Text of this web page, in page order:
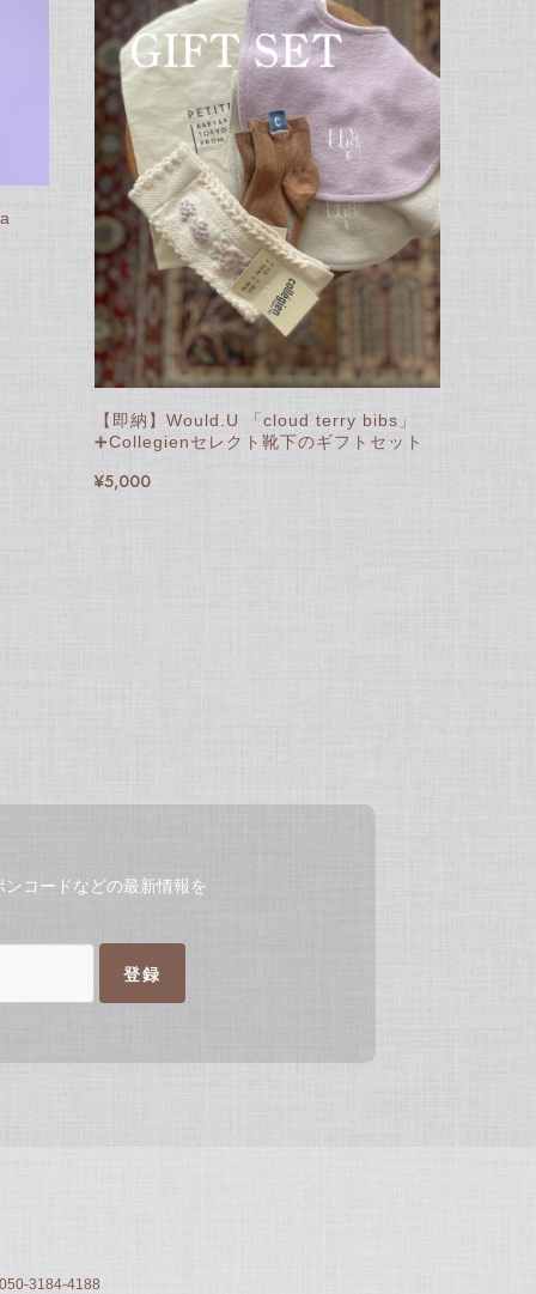
【即納】Would.U 「cloud terry bibs」
➕Collegienセレクト靴下のギフトセット
¥5,000
コードなどの最新情報を
登録
3184-4188